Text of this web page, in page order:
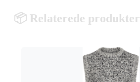
📦 Relaterede produkter